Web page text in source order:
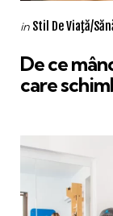
Categories
Posted
in Stil De Viaţă/
De ce
care